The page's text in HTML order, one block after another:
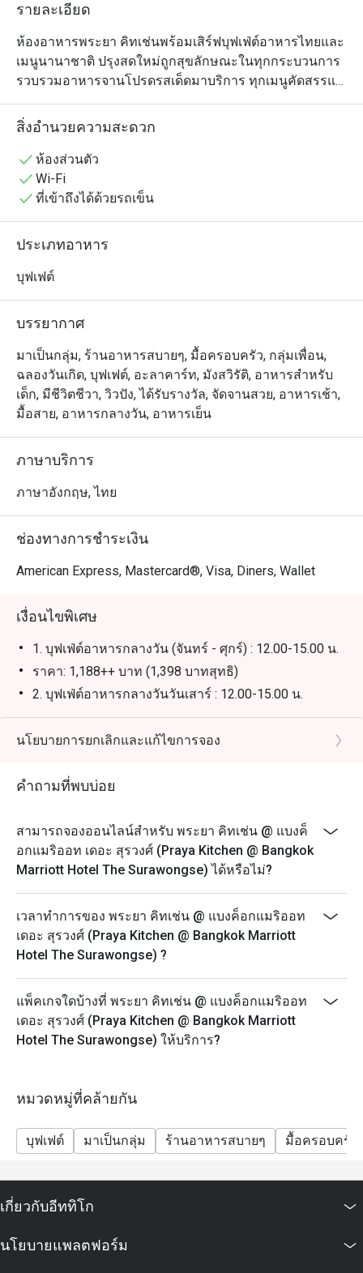
รายละเอียด
ห้องอาหารพระยา คิทเช่นพร้อมเสิร์ฟบุฟเฟ่ต์อาหารไทยและ
เมนูนานาชาติ ปรุงสดใหม่ถูกสุขลักษณะในทุกกระบวนการ
รวบรวมอาหารจานโปรดรสเด็ดมาบริการ ทุกเมนูคัดสรรแต่
วัตถุดิบตามฤดูกาลคุณภาพดี ห้ามพลาดกับไฮไลต์มื้อค่ำ
อาหารทะเลจาก ซีฟู้ด วอลล์ (𝗦𝗲𝗮𝗳𝗼𝗼𝗱 𝗪𝗮𝗹𝗹) และเนื้อเก
𝗦𝗲𝗹𝗲𝗰𝘁𝗶𝗼𝗻𝘀) ไม่ว่าจะเป็นเนื้อหมู เนื้อไก่ เนื้อแกะ รวมทั้ง
เนื้อออสเตรเลียนดรายเอจส่วนต่างๆ มาให้เลือกได้ตามใจ
ชอบและปรุงสดใหม่เสิร์ฟร้อนๆถึงโต๊ะ
Praya Kitchen @ Bangkok Marriott Hotel The Surawongse
รสชาติต้นตำรับและอาหารทะเลนานาชาติระดับพรีเมียม ตั้ง
ความคึกคักและหรูหรา เหมาะอย่างยิ่งสำหรับการสังสรรค์
ในครอบครัว การรวมตัวของกลุ่มเพื่อน หรือมื้ออาหาร
สำหรับเด็กๆ
ร้านนี้มีชื่อเสียงอย่างมากเรื่อง อาหารทะเลสดใหม่ (Seafood
มาให้เชฟปรุงในแบบที่ชอบได้ เมนูที่ห้ามพลาดคือ กุ้งแม่น้ำ
เผา ตัวโต, ซาชิมิ เกรดพรีเมียม และ ชีสเค้กซิกเนเจอร์ ที่
หลายคนยอมรับ นอกจากนี้ยังมีน้ำผลไม้สดและขนมไทยให้
แนะนำสำหรับคนไทย: เป็นตัวเลือกอันดับต้นๆ สำหรับผู้ที่รัก
อาหารทะเลและครอบครัวที่มองหาบุฟเฟต์คุณภาพสูง ครบ
ดื่มที่มีให้เลือกหลากหลาย
แนะนำสำหรับนักท่องเที่ยว: เป็นจุดหมายที่ต้องมาเยือนเพื่อ
สัมผัสประสบการณ์บุฟเฟต์อาหารทะเลที่ยอดเยี่ยมที่สุดแห่ง
หนึ่งใกล้กับย่านสีลมและสุรวงศ์ พร้อมบริการระดับโลกและ
สถานที่ที่สะอาดและเป็นระบบ
การจองผ่านแอปหรือเว็บไซต์ Eatigo เป็นวิธีที่คุ้มค่าที่สุดใน
เพื่อรับส่วนลดพิเศษตามช่วงเวลาสูงสุดถึง 50% สำหรับค่า
สิ่งอำนวยความสะดวก
ห้องส่วนตัว
Wi-Fi
ที่เข้าถึงได้ด้วยรถเข็น
ประเภทอาหาร
บุฟเฟต์
บรรยากาศ
มาเป็นกลุ่ม, ร้านอาหารสบายๆ, มื้อครอบครัว, กลุ่มเพื่อน,
ฉลองวันเกิด, บุฟเฟต์, อะลาคาร์ท, มังสวิรัติ, อาหารสำหรับ
เด็ก, มีชีวิตชีวา, วิวปัง, ได้รับรางวัล, จัดจานสวย, อาหารเช้า,
มื้อสาย, อาหารกลางวัน, อาหารเย็น
ภาษาบริการ
ภาษาอังกฤษ, ไทย
ช่องทางการชำระเงิน
American Express, Mastercard®, Visa, Diners, Wallet
เงื่อนไขพิเศษ
1. บุฟเฟ่ต์อาหารกลางวัน (จันทร์ - ศุกร์) : 12.00-15.00 น.
ราคา: 1,188++ บาท (1,398 บาทสุทธิ)
2. บุฟเฟ่ต์อาหารกลางวันวันเสาร์ : 12.00-15.00 น.
บุฟเฟ่ต์นานาชาติ พร้อมไฮไลท์อาหารทะเล เนื้อย่าง รวม
เครื่องดื่มไม่มีแอลกอฮอล์
3. บรันช์วันอาทิตย์ : 12.00-15.00 น.
อาหารจานเด่นจากร้านอาหารอื่นๆ ในโรงแรม รวมถึง
เครื่องดื่มไม่มีแอลกอฮอล์
ราคา: 2,188++ บาท (สุทธิ 2,575 บาท)
บุฟเฟ่ต์นานาชาติ พร้อมไฮไลท์อาหารทะเล เนื้อย่าง และ
อาหารไทยจานเด่น รวมถึงเครื่องดื่มไม่มีแอลกอฮอล์
ราคา: 2,088++ บาท (สุทธิ 2,458 บาท)
สิทธิพิเศษสำหรับเจ้าของวันเกิด: รับฟรี! เค้กวันเกิดขนาด
0.5 ปอนด์ เมื่อมาฉลองวันเกิดที่ร้านของเรา
(เงื่อนไข: กรุณาจองล่วงหน้าอย่างน้อย 24 ชั่วโมง และ
ระบุข้อความ "ฉลองวันเกิด" ในรายละเอียดการจอง)
นโยบายการยกเลิกและแก้ไขการจอง
คำถามที่พบบ่อย
สามารถจองออนไลน์สำหรับ พระยา คิทเช่น @ แบงค็
อกแมริออท เดอะ สุรวงศ์ (Praya Kitchen @ Bangkok
Marriott Hotel The Surawongse) ได้หรือไม่?
เวลาทำการของ พระยา คิทเช่น @ แบงค็อกแมริออท
เดอะ สุรวงศ์ (Praya Kitchen @ Bangkok Marriott
Hotel The Surawongse) ?
แพ็คเกจใดบ้างที่ พระยา คิทเช่น @ แบงค็อกแมริออท
เดอะ สุรวงศ์ (Praya Kitchen @ Bangkok Marriott
Hotel The Surawongse) ให้บริการ?
หมวดหมู่ที่คล้ายกัน
บุฟเฟต์ มาเป็นกลุ่ม ร้านอาหารสบายๆ มื้อครอบครัว
เกี่ยวกับอีททิโก
นโยบายแพลตฟอร์ม